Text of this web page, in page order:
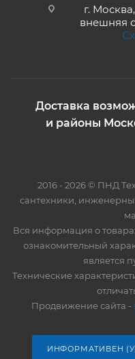
г.
внешняя
Доставка
и районы
2016 - 2026 © ПНД
сантехники,
Вся информация о
ознакомительный
является
Технические
Продвижение сайта -
ИНФОРМАТИВЕН